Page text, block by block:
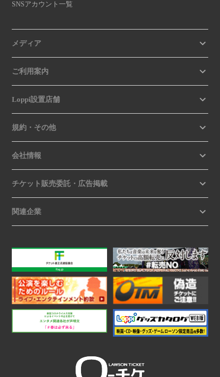
SNSアカウント一覧
メディア
ご利用案内
Loppi設置店舗
規約・その他
会社情報
チケット販売委託・広告掲載
関連企業